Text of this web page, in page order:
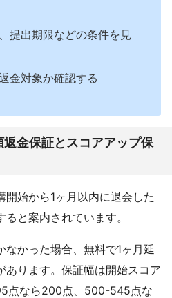
提出期限などの条件を見
金対象か確認する
返金保証とスコアアップ保
開始から1ヶ月以内に退会した
と案内されています。
なかった場合、無料で1ヶ月延
あります。保証幅は開始スコア
点なら200点、500-545点な